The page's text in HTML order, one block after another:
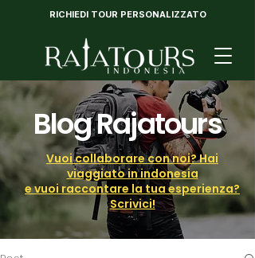
RICHIEDI TOUR PERSONALIZZATO
Blog Rajatours
Vuoi collaborare con noi? Hai
viaggiato in indonesia
e vuoi raccontare la tua esperienza?
Scrivici!